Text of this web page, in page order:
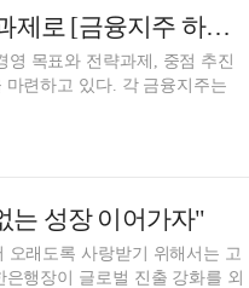
임종룡 회장, '내실 다지기' 우리금융 최대 과제로 [금융지주 하반기 경영 키워드②]
영 목표와 전략과제, 중점 추진
련하고 있다. 각 금융지주는
는 성장 이어가자"
오래도록 사랑받기 위해서는 고
행장이 글로벌 진출 강화를 외